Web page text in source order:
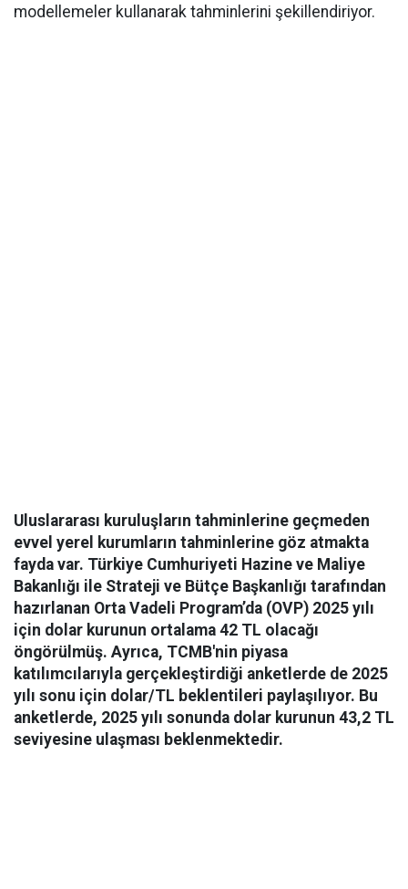
modellemeler kullanarak tahminlerini şekillendiriyor.
Uluslararası kuruluşların tahminlerine geçmeden
evvel yerel kurumların tahminlerine göz atmakta
fayda var. Türkiye Cumhuriyeti Hazine ve Maliye
Bakanlığı ile Strateji ve Bütçe Başkanlığı tarafından
hazırlanan Orta Vadeli Program’da (OVP) 2025 yılı
için dolar kurunun ortalama 42 TL olacağı
öngörülmüş. Ayrıca, TCMB'nin piyasa
katılımcılarıyla gerçekleştirdiği anketlerde de 2025
yılı sonu için dolar/TL beklentileri paylaşılıyor. Bu
anketlerde, 2025 yılı sonunda dolar kurunun 43,2 TL
seviyesine ulaşması beklenmektedir.